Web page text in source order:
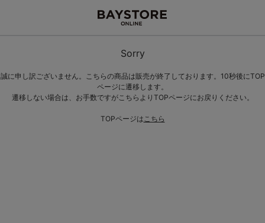
Sorry
誠に申し訳ございません。こちらの商品は販売が終了しております。10秒後にTOP
ページに遷移します。
遷移しない場合は、お手数ですがこちらよりTOPページにお戻りください。
TOPページはこちら